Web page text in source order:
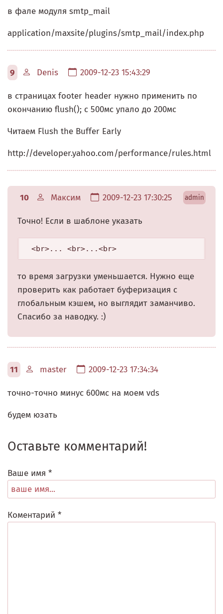
в фале модуля smtp_mail
application/maxsite/plugins/smtp_mail/index.php
9 Denis 2009-12-23 15:43:29
в страницах footer header нужно применить по
окончанию flush(); с 500мс упало до 200мс
Читаем Flush the Buffer Early
http://developer.yahoo.com/performance/rules.html
10 Максим 2009-12-23 17:30:25 admin
Точно! Если в шаблоне указать
<br>... <br>...<br>
то время загрузки уменьшается. Нужно еще
проверить как работает буферизация с
глобальным кэшем, но выглядит заманчиво.
Спасибо за наводку. :)
11 master 2009-12-23 17:34:34
точно-точно минус 600мс на моем vds
будем юзать
Оставьте комментарий!
Ваше имя *
Коментарий *